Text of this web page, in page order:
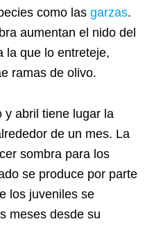
como las garzas.
aumentan el nido del
la que lo entreteje,
ramas de olivo.
y abril tiene lugar la
de un mes. La
sombra para los
se produce por parte
los juveniles se
meses desde su